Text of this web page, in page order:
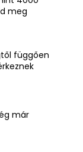
meg
függően
már